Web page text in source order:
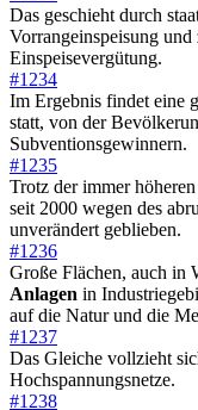
Das geschieht durch
Vorrangeinspeisung
Einspeisevergütung.
#1234
Im Ergebnis findet eine
statt, von der
Subventionsgewinnern.
#1235
Trotz der immer
seit 2000 wegen des
unverändert geblieben.
#1236
Große Flächen, auch in
Anlagen in
auf die Natur und die
#1237
Das Gleiche vollzieht
Hochspannungsnetze.
#1238